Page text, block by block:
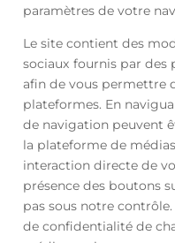
paramètres de votre
Le site contient des
sociaux fournis par des
afin de vous permettre
plateformes. En
de navigation peuvent
la plateforme de
interaction directe de
présence des boutons
pas sous notre
de confidentialité de